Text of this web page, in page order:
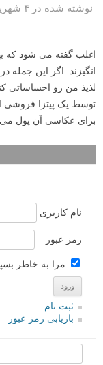
نوشته شده در ۴ شهریور ۱۳۹۲
اغلب گفته می شود که
انگیزند. اگر این جمله
لذیذ من رو احساساتی
توسط یک پیتزا فروشی
برای عکاسی آن پول
نام کاربری
رمز عبور
مرا به خاطر
ثبت نام
بازیابی رمز عبور